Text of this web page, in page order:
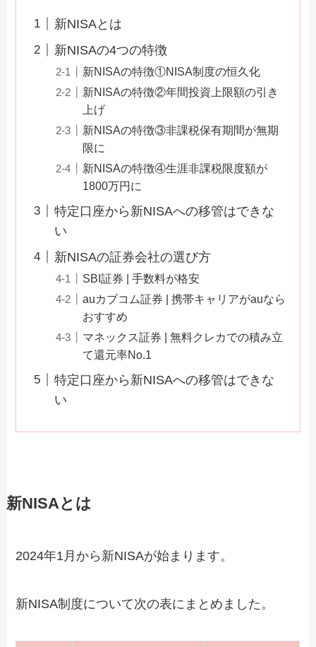
新NISAとは
新NISAの4つの特徴
新NISAの特徴①NISA制度の恒久化
新NISAの特徴②年間投資上限額の引き
上げ
新NISAの特徴③非課税保有期間が無期
限に
新NISAの特徴④生涯非課税限度額が
1800万円に
特定口座から新NISAへの移管はできな
い
新NISAの証券会社の選び方
SBI証券 | 手数料が格安
auカブコム証券 | 携帯キャリアがauなら
おすすめ
マネックス証券 | 無料クレカでの積み立
て還元率No.1
特定口座から新NISAへの移管はできな
い
新NISAとは
2024年1月から新NISAが始まります。
新NISA制度について次の表にまとめました。